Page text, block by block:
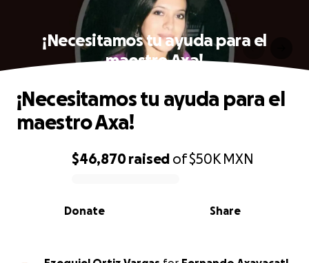
¡Necesitamos tu ayuda para el
maestro Axa!
0% complete
$46,870raised of$50K MXN
Share
Donate
¡Necesitamos tu ayuda para el
maestro Axa!